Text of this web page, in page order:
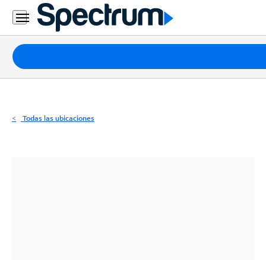
Residencial
Business
Paquetes
Internet
Todas las ubicaciones